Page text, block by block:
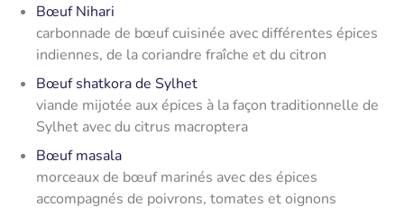
Bœuf Nihari
carbonnade de bœuf cuisinée avec différentes épices
indiennes, de la coriandre fraîche et du citron
Bœuf shatkora de Sylhet
viande mijotée aux épices à la façon traditionnelle de
Sylhet avec du citrus macroptera
Bœuf masala
morceaux de bœuf marinés avec des épices
accompagnés de poivrons, tomates et oignons